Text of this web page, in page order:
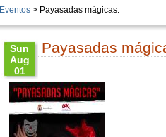
Eventos> Payasadas mágicas.
Sun
Aug
01
17:00:00
CEST
2021
Sun
Aug 01
17:00:00
Payasadas